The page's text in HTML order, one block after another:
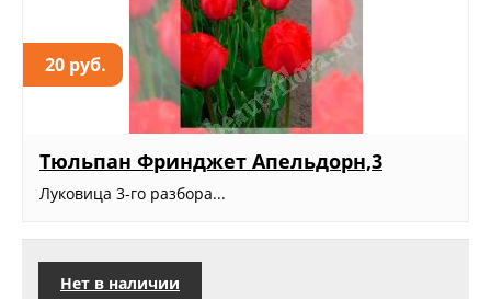
20 руб.
Тюльпан Фринджет Апельдорн,3
Луковица 3-го разбора...
Нет в наличии